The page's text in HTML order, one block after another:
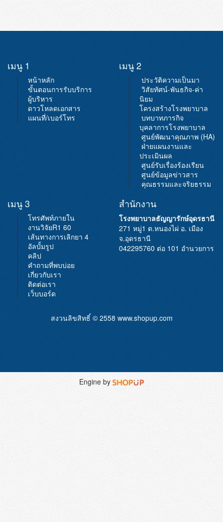
เมนู 1
หน้าหลัก
ขั้นตอนการรับบริการ
ผู้บริหาร
ดาวโหลดเอกสาร
แผนที่/เบอร์โทร
เมนู 2
ประวัติความเป็นมา
วิสัยทัศน์-พันธกิจ-ค่า
นิยม
โครงสร้างโรงพยาบาล
บทบาทภารกิจ
บุคลาการโรงพยาบาล
ศูนย์พัฒนาคุณภาพ (HA)
ฝ่ายแผนงานและ
ประเมินผล
ศูนย์รับเรื่องร้องเรียน
ศูนย์ข้อมูลข่าวสาร
คุณธรรมและจริยธรรม
เมนู 3
โทรศัพท์ภายใน
งานวิจัยR1 60
เส้นทางการเลิกยา 4
อัลบั้มรูป
คลิป
คำถามที่พบบ่อย
เกี่ยวกับเรา
ติดต่อเรา
เว็บบอร์ด
สำนักงาน
โรงพยาบาลธัญญารักษ์อุดรธานี
271 หมู่1 ต.หนองไผ่ อ. เมือง
จ.อุดรธานี
042295760 ต่อ 101 อำนวยการ
สงวนลิขสิทธิ์ © 2558 www.shopup.com
Engine by